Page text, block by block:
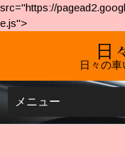
src="https://
e.js">
日
日々の
メニュー